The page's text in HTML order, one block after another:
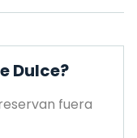
Dulce?
fuera